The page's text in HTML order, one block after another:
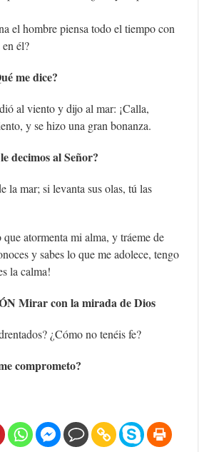
el hombre piensa todo el tiempo con
él?
me dice?
al viento y dijo al mar: ¡Calla,
y se hizo una gran bonanza.
decimos al Señor?
la mar; si levanta sus olas, tú las
atormenta mi alma, y tráeme de
y sabes lo que me adolece, tengo
la calma!
Mirar con la mirada de Dios
¿Cómo no tenéis fe?
comprometo?